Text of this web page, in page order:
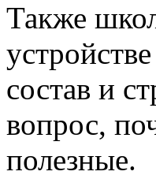
Также
состав и
вопрос,
полезные.